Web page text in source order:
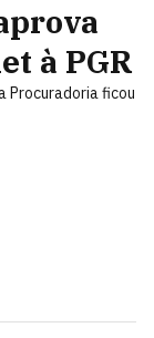
à PGR
Procuradoria ficou